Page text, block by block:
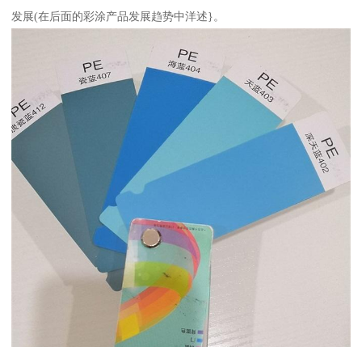
发展(在后面的彩涂产品发展趋势中洋述}。